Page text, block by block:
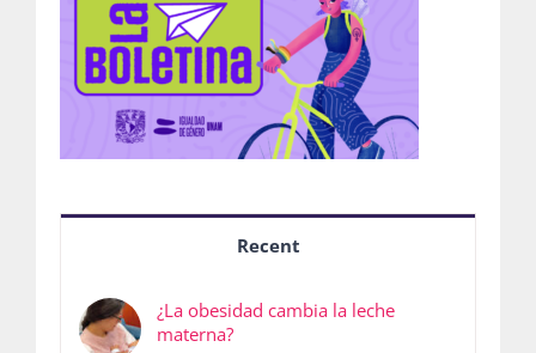
Recent
¿La obesidad cambia la leche
materna?